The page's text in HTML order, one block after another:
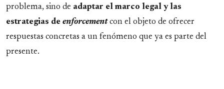
problema, sino de adaptar el marco legal y las
estrategias de enforcementcon el objeto de ofrecer
respuestas concretas a un fenómeno que ya es parte del
presente.